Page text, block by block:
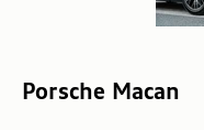
Porsche Macan